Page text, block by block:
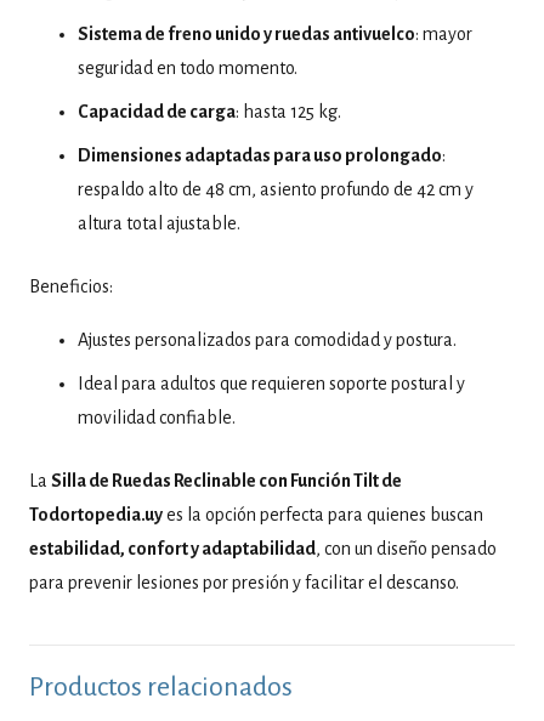
Sistema de freno unido y ruedas antivuelco: mayor
seguridad en todo momento.
Capacidad de carga: hasta 125 kg.
Dimensiones adaptadas para uso prolongado:
respaldo alto de 48 cm, asiento profundo de 42 cm y
altura total ajustable.
Beneficios:
Ajustes personalizados para comodidad y postura.
Ideal para adultos que requieren soporte postural y
movilidad confiable.
La Silla de Ruedas Reclinable con Función Tilt de
Todortopedia.uyes la opción perfecta para quienes buscan
estabilidad, confort y adaptabilidad, con un diseño pensado
para prevenir lesiones por presión y facilitar el descanso.
Productos relacionados